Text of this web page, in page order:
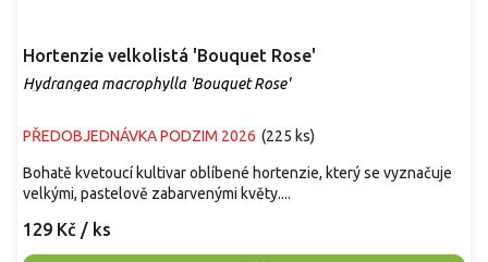
Hortenzie velkolistá 'Bouquet Rose'
Hydrangea macrophylla 'Bouquet Rose'
PŘEDOBJEDNÁVKA PODZIM 2026 (225 ks)
129 Kč / ks
Bohatě kvetoucí kultivar oblíbené hortenzie, který se vyznačuje
velkými, pastelově zabarvenými květy....